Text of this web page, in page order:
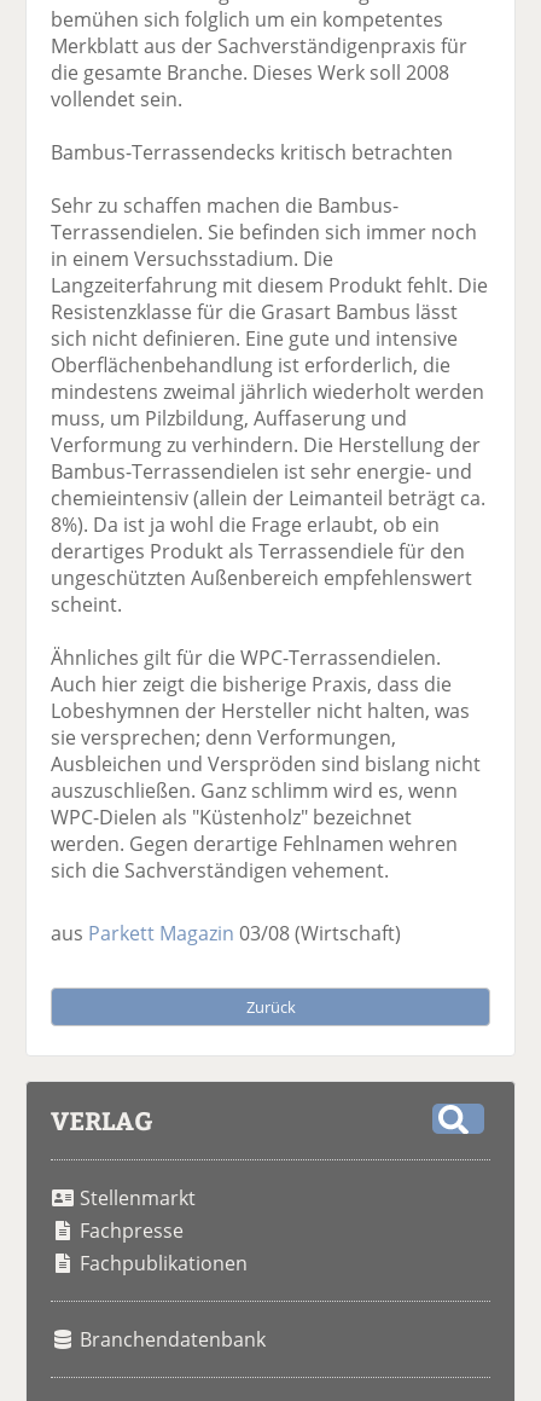
bemühen sich folglich um ein kompetentes
Merkblatt aus der Sachverständigenpraxis für
die gesamte Branche. Dieses Werk soll 2008
vollendet sein.
Bambus-Terrassendecks kritisch betrachten
Sehr zu schaffen machen die Bambus-
Terrassendielen. Sie befinden sich immer noch
in einem Versuchsstadium. Die
Langzeiterfahrung mit diesem Produkt fehlt. Die
Resistenzklasse für die Grasart Bambus lässt
sich nicht definieren. Eine gute und intensive
Oberflächenbehandlung ist erforderlich, die
mindestens zweimal jährlich wiederholt werden
muss, um Pilzbildung, Auffaserung und
Verformung zu verhindern. Die Herstellung der
Bambus-Terrassendielen ist sehr energie- und
chemieintensiv (allein der Leimanteil beträgt ca.
8%). Da ist ja wohl die Frage erlaubt, ob ein
derartiges Produkt als Terrassendiele für den
ungeschützten Außenbereich empfehlenswert
scheint.
Ähnliches gilt für die WPC-Terrassendielen.
Auch hier zeigt die bisherige Praxis, dass die
Lobeshymnen der Hersteller nicht halten, was
sie versprechen; denn Verformungen,
Ausbleichen und Verspröden sind bislang nicht
auszuschließen. Ganz schlimm wird es, wenn
WPC-Dielen als "Küstenholz" bezeichnet
werden. Gegen derartige Fehlnamen wehren
sich die Sachverständigen vehement.
aus Parkett Magazin 03/08(Wirtschaft)
Zurück
VERLAG
Stellenmarkt
Fachpresse
Fachpublikationen
Branchendatenbank